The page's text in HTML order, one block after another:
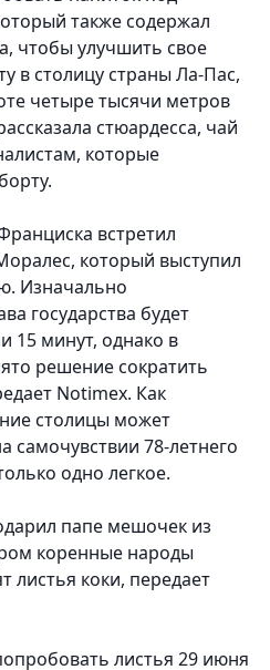
также содержал
чтобы улучшить свое
в столицу страны Ла-Пас,
четыре тысячи метров
стюардесса, чай
которые
встретил
который выступил
Изначально
государства будет
15 минут, однако в
решение сократить
Notimex. Как
столицы может
самочувствии 78-летнего
одно легкое.
папе мешочек из
коренные народы
листья коки, передает
листья 29 июня